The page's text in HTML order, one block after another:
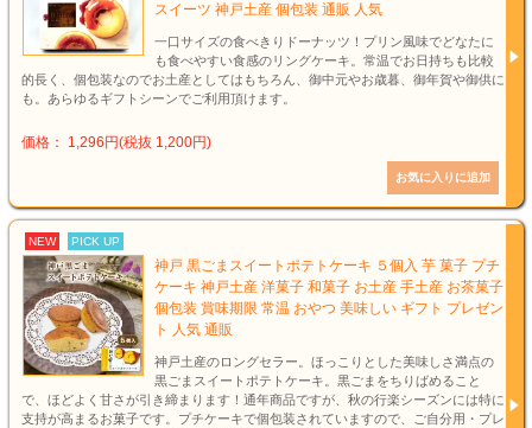
スイーツ 神戸土産 個包装 通販 人気
一口サイズの食べきりドーナッツ！プリン風味でどなたに
も食べやすい食感のリングケーキ。常温でお日持ちも比較
的長く、個包装なのでお土産としてはもちろん、御中元やお歳暮、御年賀や御供に
も。あらゆるギフトシーンでご利用頂けます。
価格： 1,296円(税抜 1,200円)
NEW PICK UP
神戸 黒ごまスイートポテトケーキ ５個入 芋 菓子 プチ
ケーキ 神戸土産 洋菓子 和菓子 お土産 手土産 お茶菓子
個包装 賞味期限 常温 おやつ 美味しい ギフト プレゼン
ト 人気 通販
神戸土産のロングセラー。ほっこりとした美味しさ満点の
黒ごまスイートポテトケーキ。黒ごまをちりばめること
で、ほどよく甘さが引き締まります！通年商品ですが、秋の行楽シーズンには特に
支持が高まるお菓子です。プチケーキで個包装されていますので、ご自分用・プレ